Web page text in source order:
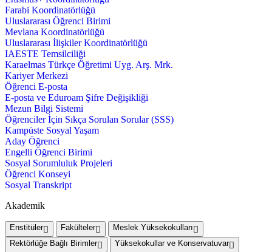
Farabi Koordinatörlüğü
Uluslararası Öğrenci Birimi
Mevlana Koordinatörlüğü
Uluslararası İlişkiler Koordinatörlüğü
IAESTE Temsilciliği
Karaelmas Türkçe Öğretimi Uyg. Arş. Mrk.
Kariyer Merkezi
Öğrenci E-posta
E-posta ve Eduroam Şifre Değişikliği
Mezun Bilgi Sistemi
Öğrenciler İçin Sıkça Sorulan Sorular (SSS)
Kampüste Sosyal Yaşam
Aday Öğrenci
Engelli Öğrenci Birimi
Sosyal Sorumluluk Projeleri
Öğrenci Konseyi
Sosyal Transkript
Akademik
Enstitüler Fakülteler
Meslek Yüksekokulları
Rektörlüğe Bağlı Birimler
Yüksekokullar ve Konservatuvar